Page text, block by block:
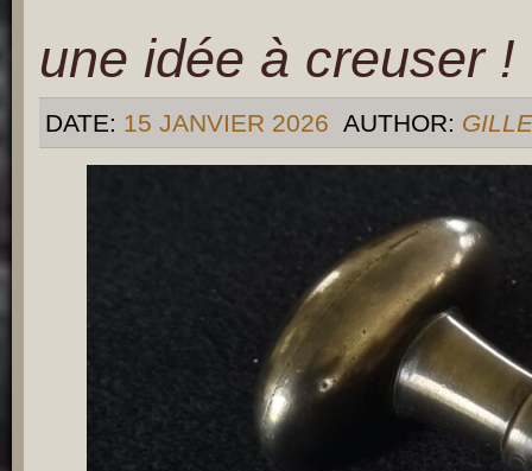
une idée à creuser !
DATE: 15 JANVIER 2026 AUTHOR: